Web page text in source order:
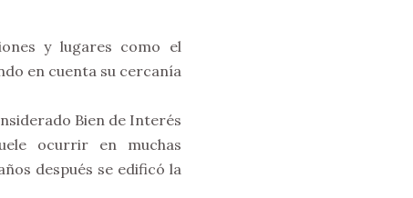
y lugares como el
en cuenta su cercanía
Bien de Interés
ocurrir en muchas
después se edificó la